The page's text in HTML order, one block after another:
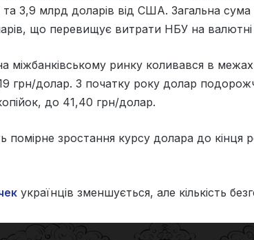
3,9 млрд доларів від США. Загальна
що перевищує витрати НБУ на валютні
міжбанківському ринку коливався в межах
грн/долар. З початку року долар
до 41,40 грн/долар.
помірне зростання курсу долара до кінця
українців зменшується, але кількість